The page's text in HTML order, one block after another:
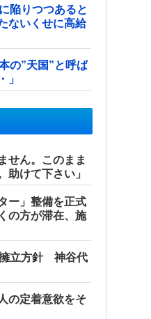
陥りつつあると
ないくせに高給
の”天国”と呼ば
」
せん。このまま
助けて下さい」
ー」整備を正式
の方が滞在、施
立方針 神谷代
の定着意欲をそ